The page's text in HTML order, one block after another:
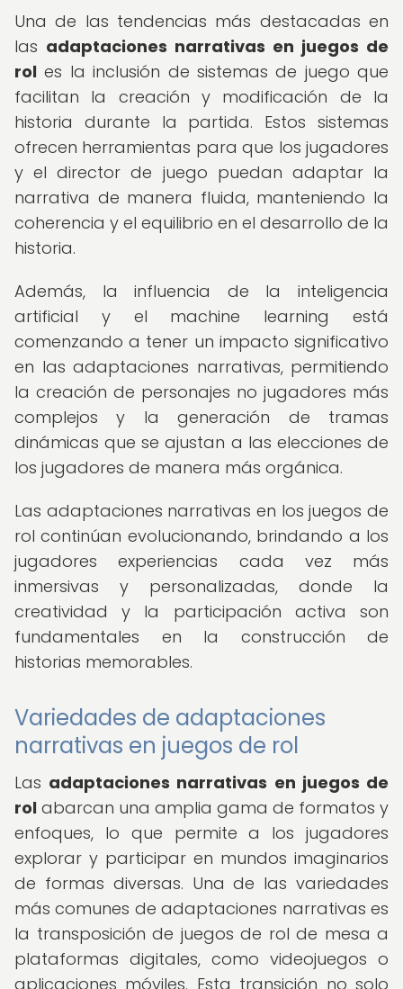
Una de las tendencias más destacadas en
las adaptaciones narrativas en juegos de
rol es la inclusión de sistemas de juego que
facilitan la creación y modificación de la
historia durante la partida. Estos sistemas
ofrecen herramientas para que los jugadores
y el director de juego puedan adaptar la
narrativa de manera fluida, manteniendo la
coherencia y el equilibrio en el desarrollo de la
historia.
Además, la influencia de la inteligencia
artificial y el machine learning está
comenzando a tener un impacto significativo
en las adaptaciones narrativas, permitiendo
la creación de personajes no jugadores más
complejos y la generación de tramas
dinámicas que se ajustan a las elecciones de
los jugadores de manera más orgánica.
Las adaptaciones narrativas en los juegos de
rol continúan evolucionando, brindando a los
jugadores experiencias cada vez más
inmersivas y personalizadas, donde la
creatividad y la participación activa son
fundamentales en la construcción de
historias memorables.
Variedades de adaptaciones
narrativas en juegos de rol
Las adaptaciones narrativas en juegos de
rol abarcan una amplia gama de formatos y
enfoques, lo que permite a los jugadores
explorar y participar en mundos imaginarios
de formas diversas. Una de las variedades
más comunes de adaptaciones narrativas es
la transposición de juegos de rol de mesa a
plataformas digitales, como videojuegos o
aplicaciones móviles. Esta transición no solo